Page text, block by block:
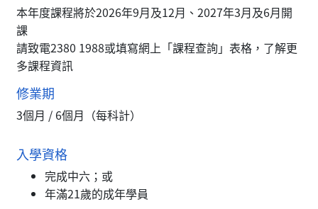
本年度課程將於2026年9月及12月、2027年3月及6月開
課
請致電2380 1988或填寫網上「課程查詢」表格，了解更
多課程資訊
修業期
3個月 / 6個月（每科計）
入學資格
完成中六；或
年滿21歲的成年學員